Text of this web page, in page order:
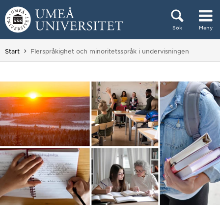
Hoppa direkt till innehållet
Sök Meny
Huvudmenyn dold.
Start Du är här:
Flerspråkighet och minoritetsspråk i undervisningen